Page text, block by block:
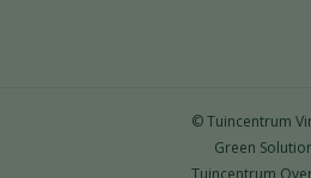
© Tuincentrum
Green
Tuincentrum